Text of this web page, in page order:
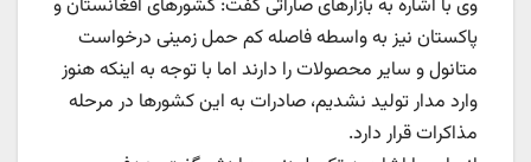
وی با اشاره به بازارهای صاراتی گفت: کشورهای افغانستان و
پاکستان نیز به واسطه فاصله کم حمل زمینی درخواست
متانول و سایر محصولات را دارند اما با توجه به اینکه هنوز
وارد مدار تولید نشدیم، صادرات به این کشورها در مرحله
مذاکرات قرار دارد.